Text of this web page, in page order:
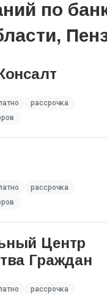
по
рассрочка
рассрочка
Центр
Граждан
рассрочка